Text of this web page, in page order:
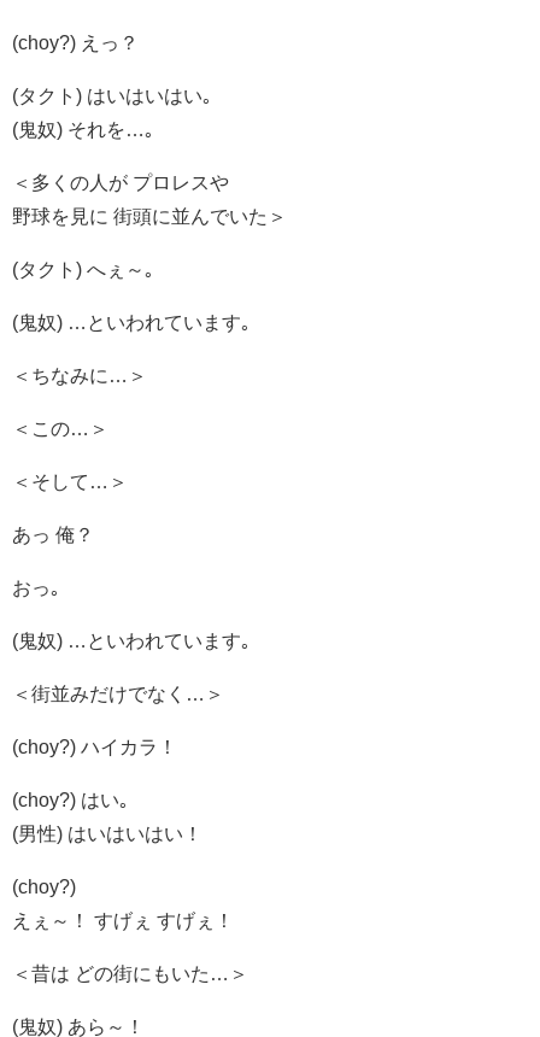
(choy?) えっ？
(タクト) はいはいはい｡
(鬼奴) それを…｡
＜多くの人が プロレスや
野球を見に 街頭に並んでいた＞
(タクト) へぇ～｡
(鬼奴) …といわれています｡
＜ちなみに…＞
＜この…＞
＜そして…＞
あっ 俺？
おっ｡
(鬼奴) …といわれています｡
＜街並みだけでなく…＞
(choy?) ハイカラ！
(choy?) はい｡
(男性) はいはいはい！
(choy?)
えぇ～！ すげぇ すげぇ！
＜昔は どの街にもいた…＞
(鬼奴) あら～！